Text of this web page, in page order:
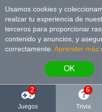
Usamos cookies y
realzar tu experiencia de
terceros para proporcionar
contenido y anuncios, y
correctamente. Aprender más
OK
2
Juegos
6
Trivia